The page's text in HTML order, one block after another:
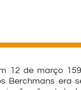
12 de março
Berchmans era